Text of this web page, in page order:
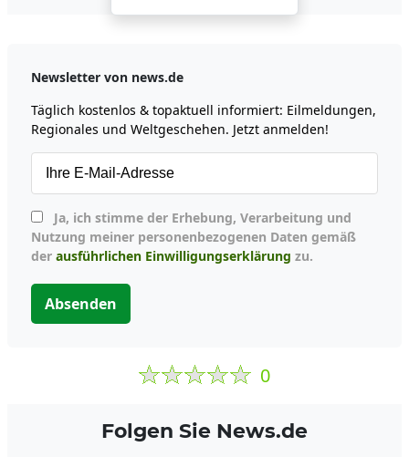
Newsletter von news.de
Täglich kostenlos & topaktuell informiert: Eilmeldungen,
Regionales und Weltgeschehen. Jetzt anmelden!
Nutzung meiner personenbezogenen Daten gemäß
der ausführlichen Einwilligungserklärung zu.
Absenden
0
Folgen Sie News.de